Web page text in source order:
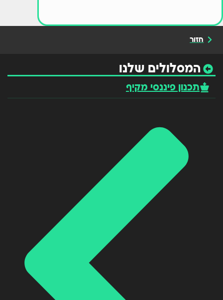
חזור
המסלולים שלנו
תכנון פיננסי מקיף